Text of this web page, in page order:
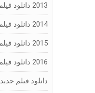
2013 دانلود فیلم
2014 دانلود فیلم
2015 دانلود فیلم
2016 دانلود فیلم
دانلود فیلم جدید